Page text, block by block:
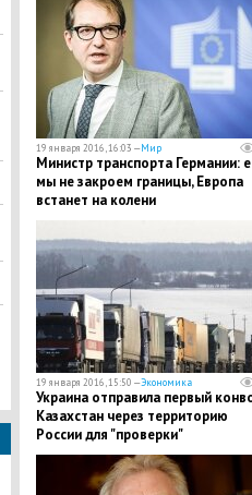
19 января 2016, 16:03 —Мир
Министр транспорта Германии:
мы не закроем границы, Европа
встанет на колени
19 января 2016, 15:50 —Экономика
Украина отправила первый
Казахстан через территорию
России для "проверки"